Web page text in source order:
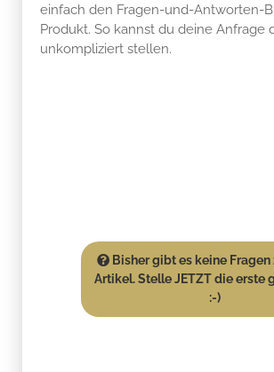
einfach den Fragen-und-Antworten-
Produkt. So kannst du deine Anfrage
unkompliziert stellen.
Bisher gibt es keine
Artikel. Stelle JETZT die erste
:-)